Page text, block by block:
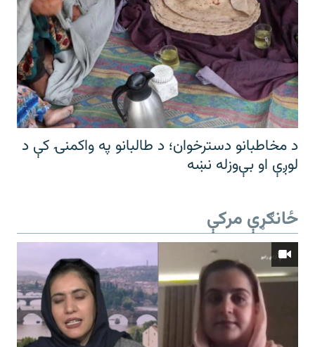
د مخاطبانو دسترخوان؛ د طالبانو په واکمنۍ کې د
لوږې او بې‌وزله نښه
ځانګړې مرکې